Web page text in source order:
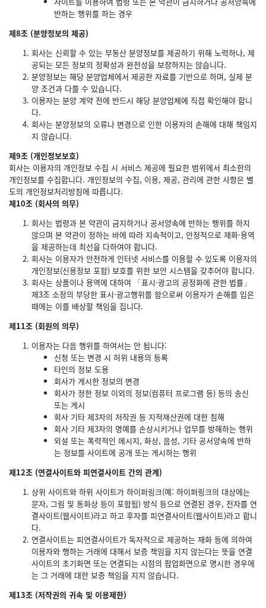
반하는 행위를 하는 경우
제8조 (분양정보의 제공)
회사는 신뢰할 수 있는 부동산 분양정보를 제공하기 위해 노력하나, 제
공되는 모든 정보의 정확성과 완전성을 보장하지는 않습니다.
분양정보는 해당 분양업체에서 제공한 자료를 기반으로 하며, 실제 분
양 조건과 다를 수 있습니다.
이용자는 분양 계약 전에 반드시 해당 분양업체에 직접 확인해야 합니
다.
회사는 분양정보의 오류나 변경으로 인한 이용자의 손해에 대해 책임지
지 않습니다.
제9조 (개인정보보호)
회사는 이용자의 개인정보 수집 시 서비스 제공에 필요한 범위에서 최소한의
개인정보를 수집합니다. 개인정보의 수집, 이용, 제공, 관리에 관한 사항은 별
도의 개인정보처리방침에 따릅니다.
제10조 (회사의 의무)
회사는 법령과 본 약관이 금지하거나 공서양속에 반하는 행위를 하지
않으며 본 약관이 정하는 바에 따라 지속적이고, 안정적으로 재화·용역
을 제공하는데 최선을 다하여야 합니다.
회사는 이용자가 안전하게 인터넷 서비스를 이용할 수 있도록 이용자의
개인정보(신용정보 포함) 보호를 위한 보안 시스템을 갖추어야 합니다.
회사는 상품이나 용역에 대하여 「표시·광고의 공정화에 관한 법률」
제3조 소정의 부당한 표시·광고행위를 함으로써 이용자가 손해를 입은
때에는 이를 배상할 책임을 집니다.
제11조 (회원의 의무)
이용자는 다음 행위를 하여서는 안 됩니다:
신청 또는 변경 시 허위 내용의 등록
타인의 정보 도용
회사가 게시한 정보의 변경
회사가 정한 정보 이외의 정보(컴퓨터 프로그램 등) 등의 송신
또는 게시
회사 기타 제3자의 저작권 등 지적재산권에 대한 침해
회사 기타 제3자의 명예를 손상시키거나 업무를 방해하는 행위
외설 또는 폭력적인 메시지, 화상, 음성, 기타 공서양속에 반하
는 정보를 사이트에 공개 또는 게시하는 행위
제12조 (연결사이트와 피연결사이트 간의 관계)
상위 사이트와 하위 사이트가 하이퍼링크(예: 하이퍼링크의 대상에는
문자, 그림 및 동화상 등이 포함됨) 방식 등으로 연결된 경우, 전자를 연
결사이트(웹사이트)라고 하고 후자를 피연결사이트(웹사이트)라고 합니
다.
연결사이트는 피연결사이트가 독자적으로 제공하는 재화 등에 의하여
이용자와 행하는 거래에 대해서 보증 책임을 지지 않는다는 뜻을 연결
사이트의 초기화면 또는 연결되는 시점의 팝업화면으로 명시한 경우에
는 그 거래에 대한 보증 책임을 지지 않습니다.
제13조 (저작권의 귀속 및 이용제한)